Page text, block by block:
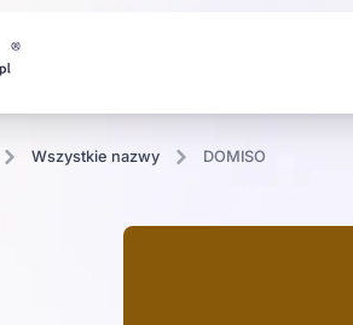
wszystkie nazwy DOMISO